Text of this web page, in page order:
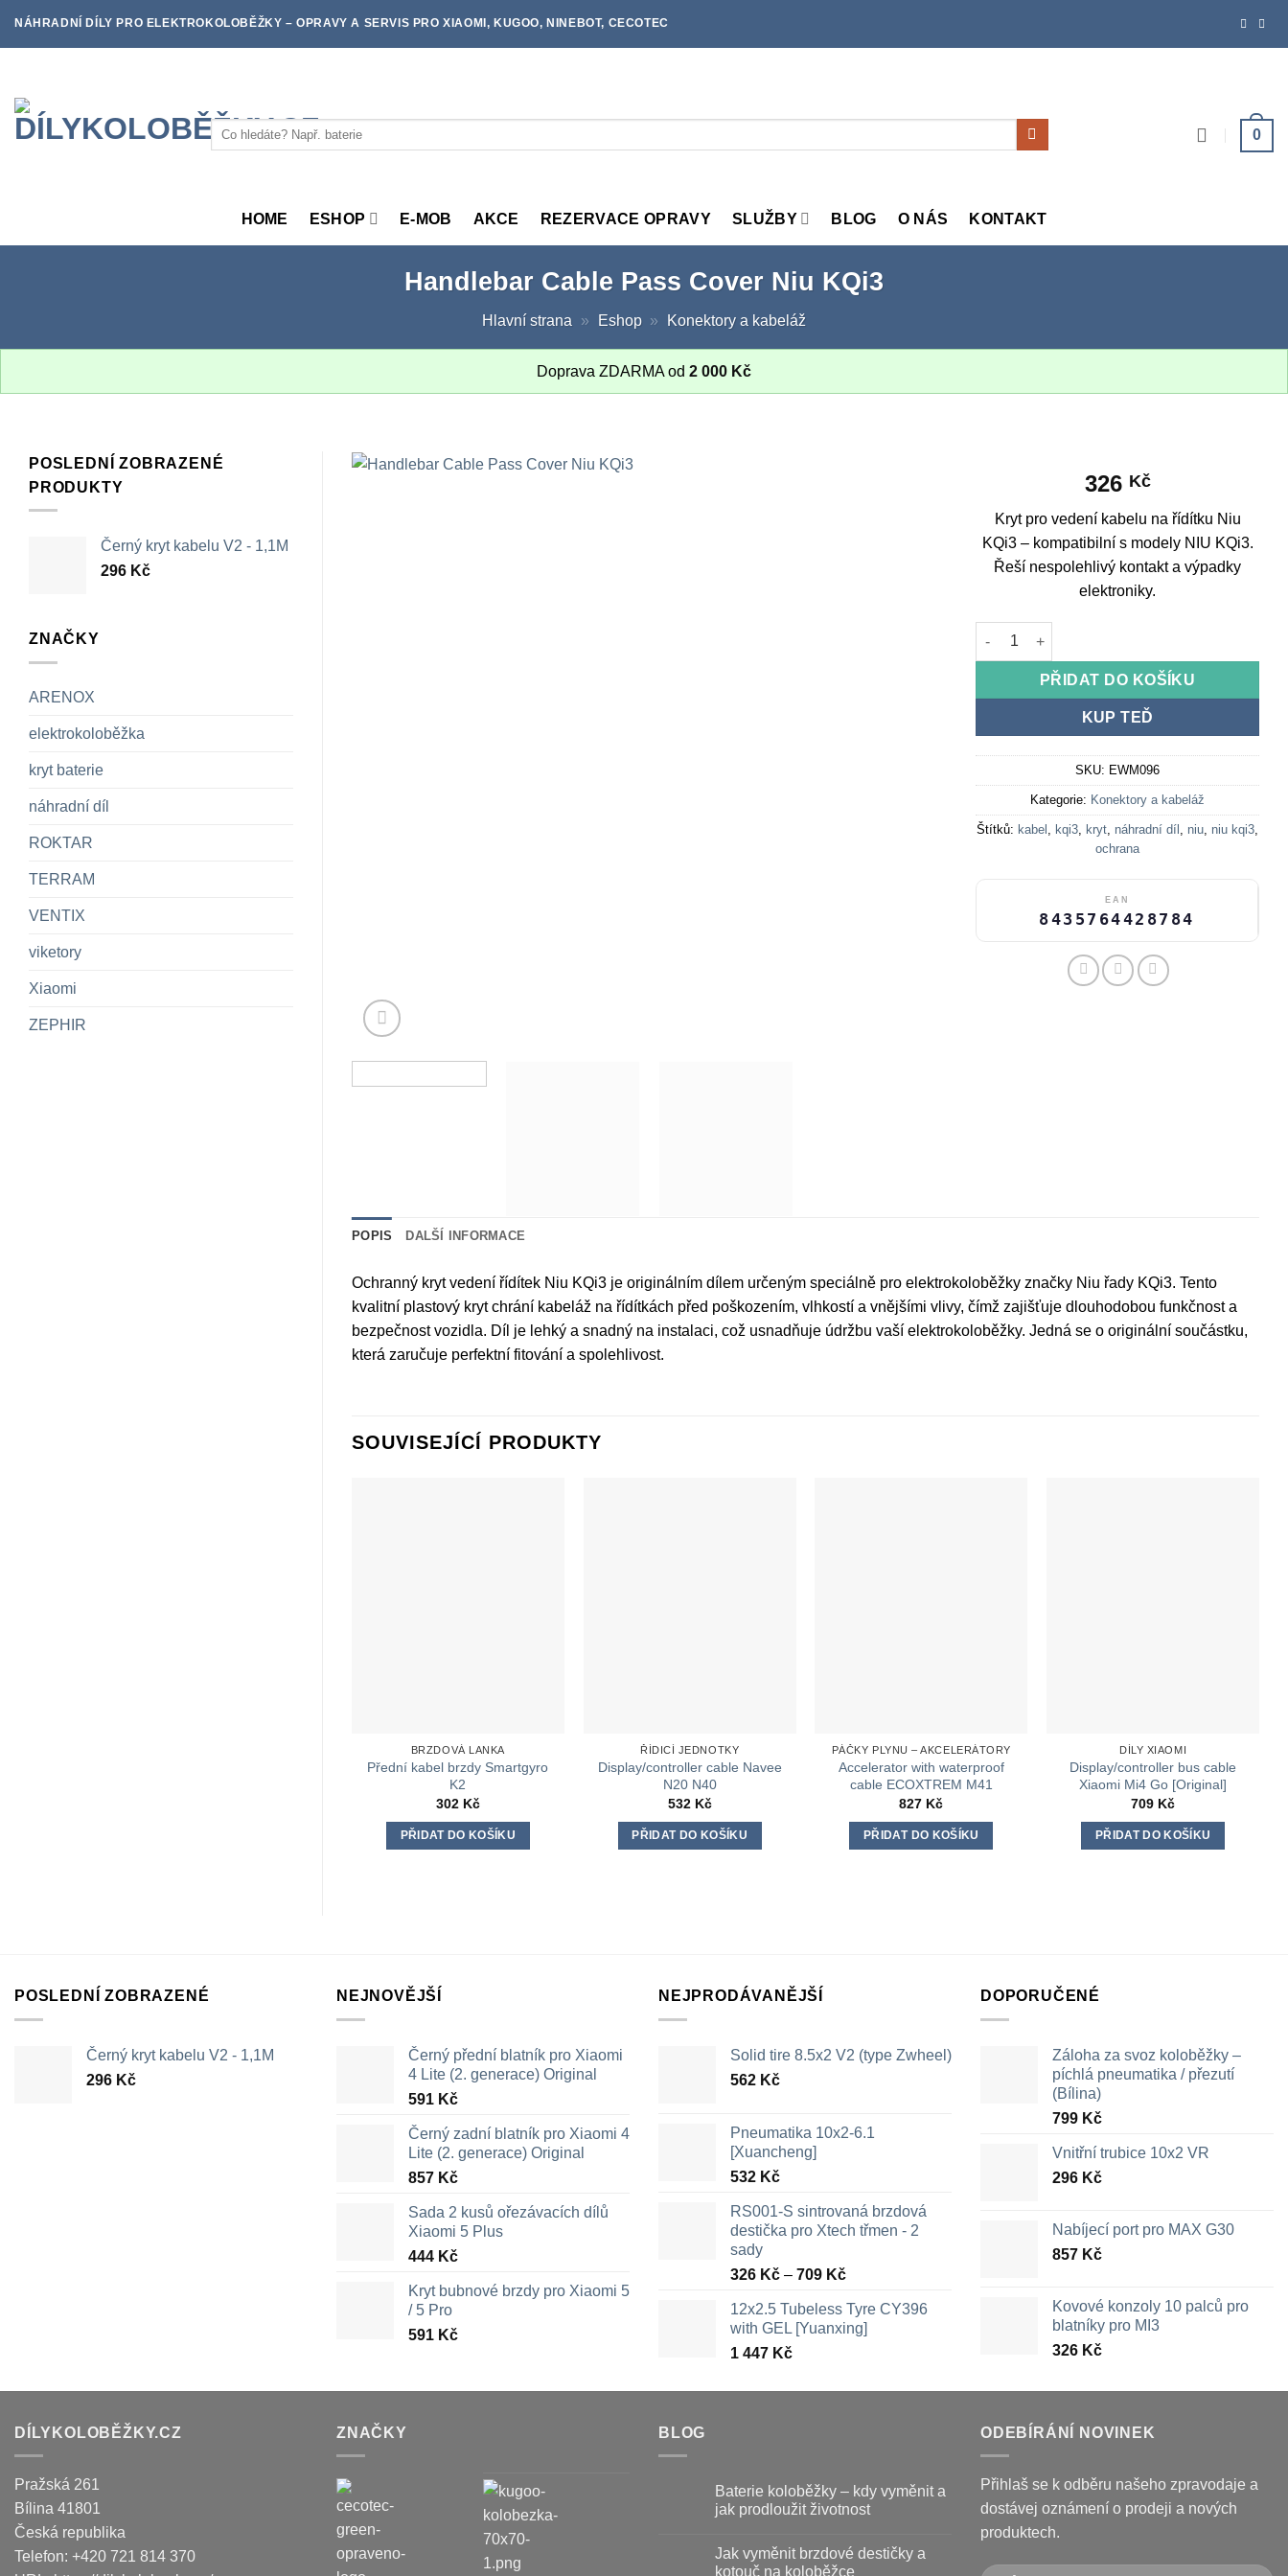
NÁHRADNÍ DÍLY PRO ELEKTROKOLOBĚŽKY – OPRAVY A SERVIS PRO XIAOMI, KUGOO, NINEBOT, CECOTEC
Hledat: 0
HOME ESHOP E-MOB AKCE REZERVACE OPRAVY SLUŽBY BLOG O NÁS KONTAKT
Handlebar Cable Pass Cover Niu KQi3
Hlavní strana » Eshop » Konektory a kabeláž
Doprava ZDARMA od 2 000 Kč
POSLEDNÍ ZOBRAZENÉ
PRODUKTY
Černý kryt kabelu V2 - 1,1M
296 Kč
ZNAČKY
ARENOX
elektrokoloběžka
kryt baterie
náhradní díl
ROKTAR
TERRAM
VENTIX
viketory
Xiaomi
ZEPHIR
326 Kč
Kryt pro vedení kabelu na řídítku Niu
KQi3 – kompatibilní s modely NIU KQi3.
Řeší nespolehlivý kontakt a výpadky
elektroniky.
Handlebar Cable Pass Cover Niu KQi3 množství
PŘIDAT DO KOŠÍKU
KUP TEĎ
SKU: EWM096
Kategorie: Konektory a kabeláž
Štítků: kabel , kqi3, kryt, náhradní díl , niu, niu kqi3,
ochrana
EAN
8435764428784
POPIS DALŠÍ INFORMACE
Ochranný kryt vedení řídítek Niu KQi3 je originálním dílem určeným speciálně pro elektrokoloběžky značky Niu řady KQi3. Tento
kvalitní plastový kryt chrání kabeláž na řídítkách před poškozením, vlhkostí a vnějšími vlivy, čímž zajišťuje dlouhodobou funkčnost a
bezpečnost vozidla. Díl je lehký a snadný na instalaci, což usnadňuje údržbu vaší elektrokoloběžky. Jedná se o originální součástku,
která zaručuje perfektní fitování a spolehlivost.
SOUVISEJÍCÍ PRODUKTY
BRZDOVÁ LANKA
Přední kabel brzdy Smartgyro
K2
302 Kč
PŘIDAT DO KOŠÍKU
ŘÍDICÍ JEDNOTKY
Display/controller cable Navee
N20 N40
532 Kč
PŘIDAT DO KOŠÍKU
PÁČKY PLYNU – AKCELERÁTORY
Accelerator with waterproof
cable ECOXTREM M41
827 Kč
PŘIDAT DO KOŠÍKU
DÍLY XIAOMI
Display/controller bus cable
Xiaomi Mi4 Go [Original]
709 Kč
PŘIDAT DO KOŠÍKU
POSLEDNÍ ZOBRAZENÉ
Černý kryt kabelu V2 - 1,1M
296 Kč
NEJNOVĚJŠÍ
Černý přední blatník pro Xiaomi
4 Lite (2. generace) Original
591 Kč
Černý zadní blatník pro Xiaomi 4
Lite (2. generace) Original
857 Kč
Sada 2 kusů ořezávacích dílů
Xiaomi 5 Plus
444 Kč
Kryt bubnové brzdy pro Xiaomi 5
/ 5 Pro
591 Kč
NEJPRODÁVANĚJŠÍ
Solid tire 8.5x2 V2 (type Zwheel)
562 Kč
Pneumatika 10x2-6.1
[Xuancheng]
532 Kč
RS001-S sintrovaná brzdová
destička pro Xtech třmen - 2
sady
326 Kč – 709 KčRozpětí
326 Kč
až
12x2.5 Tubeless Tyre CY396
with GEL [Yuanxing]
1 447 Kč
DOPORUČENÉ
Záloha za svoz koloběžky –
píchlá pneumatika / přezutí
(Bílina)
799 Kč
Vnitřní trubice 10x2 VR
296 Kč
Nabíjecí port pro MAX G30
857 Kč
Kovové konzoly 10 palců pro
blatníky pro MI3
326 Kč
DÍLYKOLOBĚŽKY.CZ
Pražská 261
Bílina 41801
Česká republika
Telefon: +420 721 814 370
ZNAČKY BLOG
Baterie koloběžky – kdy vyměnit a
jak prodloužit životnost
textu
Jak vyměnit brzdové destičky a
kotouč na koloběžce
ODEBÍRÁNÍ NOVINEK
Přihlaš se k odběru našeho zpravodaje a
dostávej oznámení o prodeji a nových
produktech.